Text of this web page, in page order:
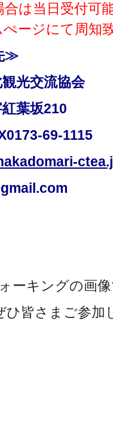
は当日受付可
ージにて周知
≫
光交流協会
葉坂210
69-1115
ーキングの画
ひ皆さまご参加